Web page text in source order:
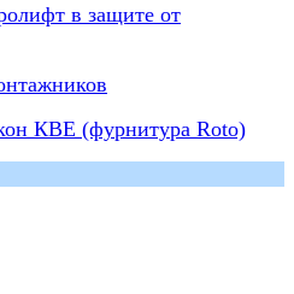
в защите от
КВЕ (фурнитура Roto)